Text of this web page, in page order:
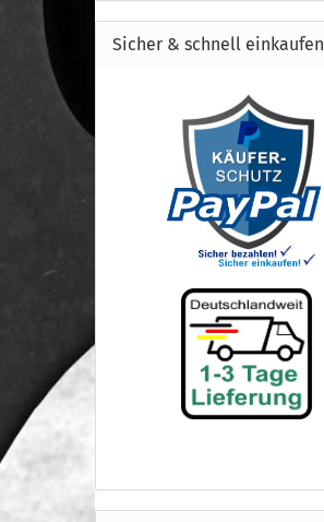
Sicher & schnell einkaufen